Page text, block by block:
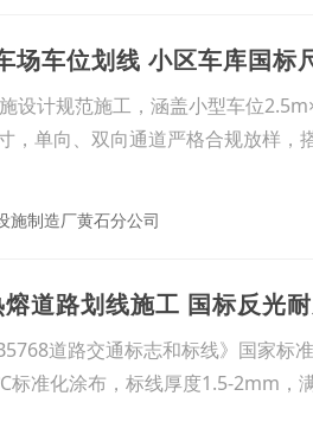
场车位划线 小区车库国标
设计规范施工，涵盖小型车位
，单向、双向通道严格合规放样，
施制造厂黄石分公司
道路划线施工 国标反光
道路交通标志和标线》国家标
准化涂布，标线厚度1.5-2mm，